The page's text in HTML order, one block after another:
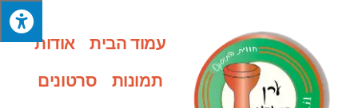
עמוד הבית
אודות
תמונות
סרטונים